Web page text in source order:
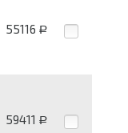
55116 Р
59411 Р